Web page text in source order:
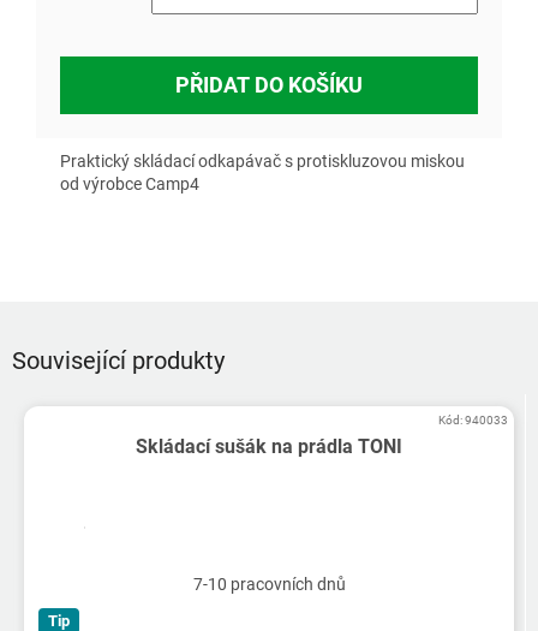
PŘIDAT DO KOŠÍKU
Praktický skládací odkapávač s protiskluzovou miskou
od výrobce Camp4
Související produkty
Skládací sušák na prádla TONI
7-10 pracovních dnů
Tip
Kód:940033